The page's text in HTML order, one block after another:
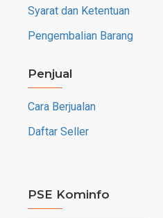
Syarat dan Ketentuan
Pengembalian Barang
Penjual
Cara Berjualan
Daftar Seller
PSE Kominfo